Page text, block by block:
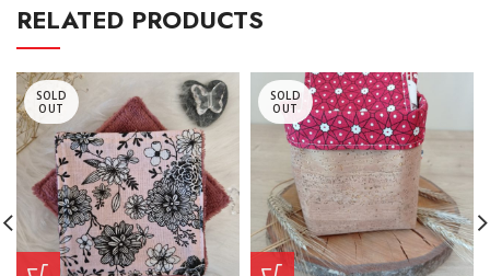
RELATED PRODUCTS
SOLD
OUT
SOLD
OUT